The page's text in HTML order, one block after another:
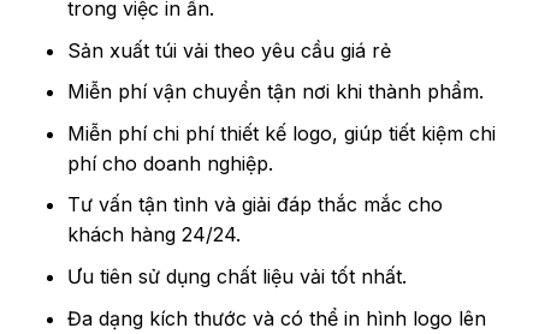
trong việc in ấn.
Sản xuất túi vải theo yêu cầu giá rẻ
Miễn phí vận chuyển tận nơi khi thành phẩm.
Miễn phí chi phí thiết kế logo, giúp tiết kiệm chi
phí cho doanh nghiệp.
Tư vấn tận tình và giải đáp thắc mắc cho
khách hàng 24/24.
Ưu tiên sử dụng chất liệu vải tốt nhất.
Đa dạng kích thước và có thể in hình logo lên